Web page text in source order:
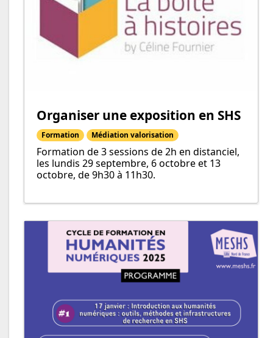
Organiser une exposition en SHS
Formation Médiation valorisation
Formation de 3 sessions de 2h en distanciel,
les lundis 29 septembre, 6 octobre et 13
octobre, de 9h30 à 11h30.